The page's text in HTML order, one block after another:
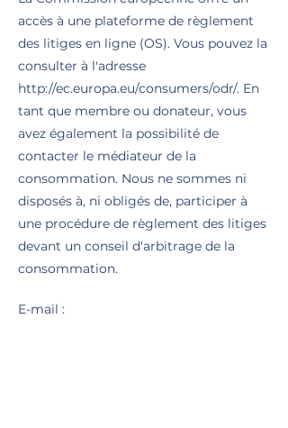
accès à une plateforme de règlement
des litiges en ligne (OS). Vous pouvez la
consulter à l'adresse
http://ec.europa.eu/consumers/odr/. En
tant que membre ou donateur, vous
avez également la possibilité de
contacter le médiateur de la
consommation. Nous ne sommes ni
disposés à, ni obligés de, participer à
une procédure de règlement des litiges
devant un conseil d'arbitrage de la
consommation.
E-mail :